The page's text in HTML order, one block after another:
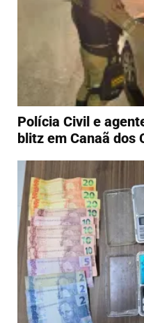
Polícia Civil e
blitz em Canaã dos